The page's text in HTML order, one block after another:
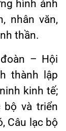
hình ảnh
nhân văn,
thần.
– Hội
thành lập
kinh tế;
bộ và triển
Câu lạc bộ